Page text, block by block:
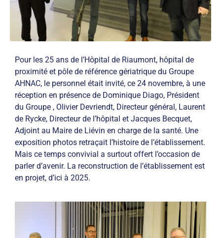
Pour les 25 ans de l’Hôpital de Riaumont, hôpital de
proximité et pôle de référence gériatrique du Groupe
AHNAC, le personnel était invité, ce 24 novembre, à une
réception en présence de Dominique Diago, Président
du Groupe , Olivier Devriendt, Directeur général, Laurent
de Rycke, Directeur de l’hôpital et Jacques Becquet,
Adjoint au Maire de Liévin en charge de la santé. Une
exposition photos retraçait l’histoire de l’établissement.
Mais ce temps convivial a surtout offert l’occasion de
parler d’avenir. La reconstruction de l’établissement est
en projet, d’ici à 2025.